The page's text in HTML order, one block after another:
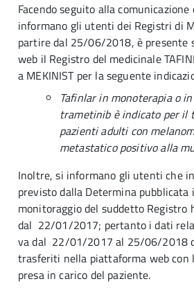
Facendo seguito alla
informano gli utenti dei Registri di
partire dal 25/06/2018, è presente
web il Registro del medicinale
a MEKINIST per la seguente
Tafinlar in monoterapia o
trametinib è indicato per il
pazienti adulti con
metastatico positivo alla
Inoltre, si informano gli utenti che
previsto dalla Determina pubblicata
monitoraggio del suddetto Registro
dal 22/01/2017; pertanto i dati
va dal 22/01/2017 al 25/06/2018
trasferiti nella piattaforma web con
presa in carico del paziente.